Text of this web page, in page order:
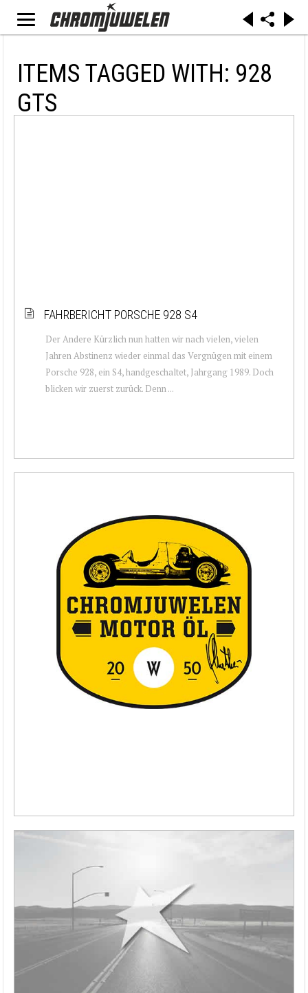
ITEMS TAGGED WITH: 928
GTS
FAHRBERICHT PORSCHE 928 S4
Der Andere Kürzlich nun hatten wir nach vielen, vielen
Jahren Abstinenz wieder einmal das Vergnügen mit einem
Porsche 928, ein S4, handgeschaltet, Jahrgang 1989. Doch
blicken wir zuerst zurück. Denn ...